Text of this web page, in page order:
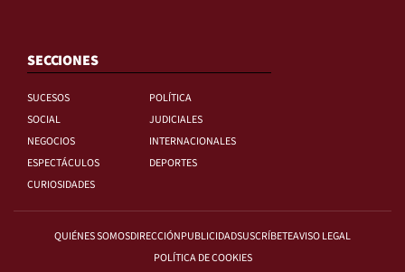
SECCIONES
SUCESOS
POLÍTICA
SOCIAL
JUDICIALES
NEGOCIOS
INTERNACIONALES
ESPECTÁCULOS
DEPORTES
CURIOSIDADES
QUIÉNES SOMOSDIRECCIÓNPUBLICIDADSUSCRÍBETEAVISO LEGAL
POLÍTICA DE COOKIES